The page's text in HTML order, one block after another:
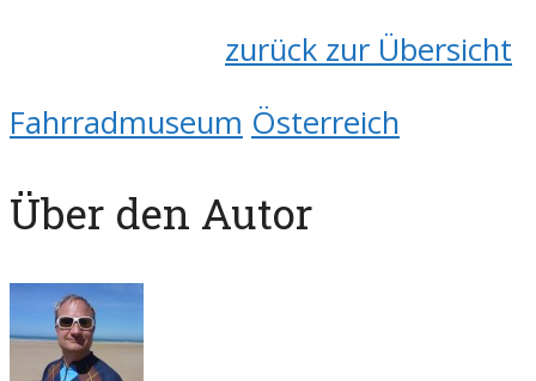
zurück zur Übersicht
Fahrradmuseum Österreich
Über den Autor